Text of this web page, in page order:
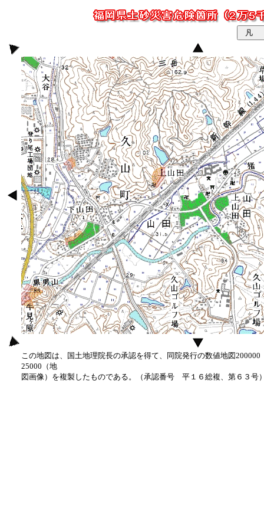
この地図は、国土地理院長の承認を得て、同院発行の数値地図
25000（地
図画像）を複製したものである。（承認番号 平１６総複、第６３号